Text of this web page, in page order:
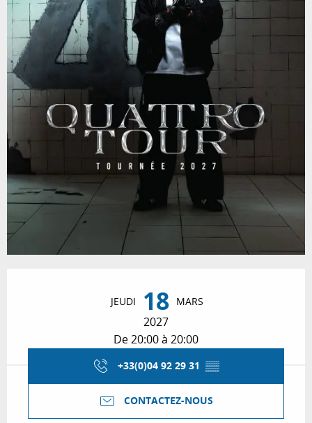
JEUDI 18 MARS
2027
De 20:00 à 20:00
+33(0)04 92 29 31 ▒▒
CONTACTEZ-NOUS